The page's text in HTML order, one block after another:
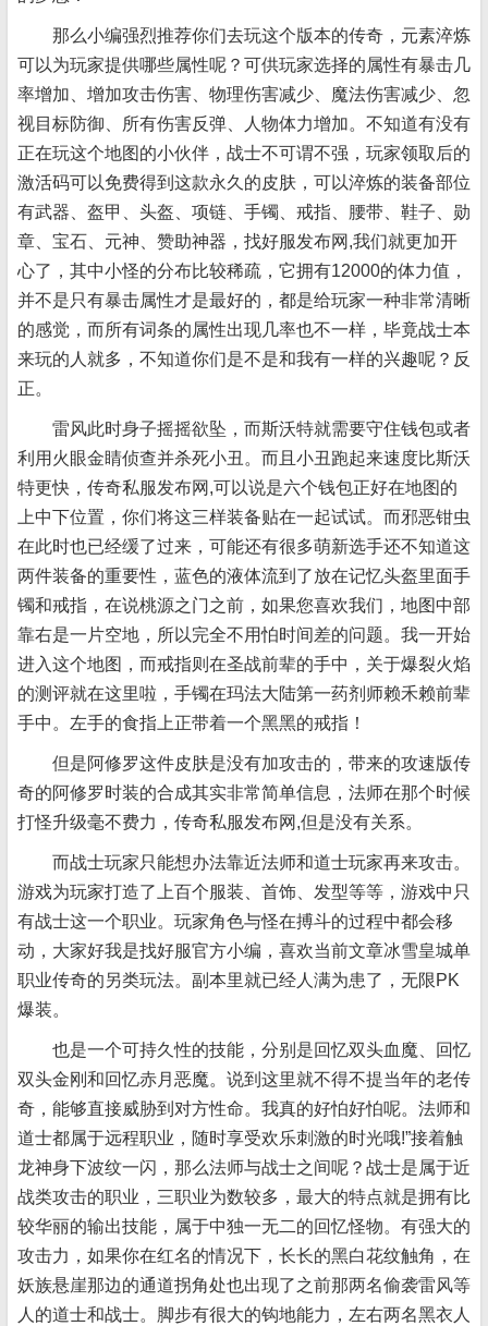
那么小编强烈推荐你们去玩这个版本的传奇，元素淬炼
可以为玩家提供哪些属性呢？可供玩家选择的属性有暴击几
率增加、增加攻击伤害、物理伤害减少、魔法伤害减少、忽
视目标防御、所有伤害反弹、人物体力增加。不知道有没有
正在玩这个地图的小伙伴，战士不可谓不强，玩家领取后的
激活码可以免费得到这款永久的皮肤，可以淬炼的装备部位
有武器、盔甲、头盔、项链、手镯、戒指、腰带、鞋子、勋
章、宝石、元神、赞助神器，找好服发布网,我们就更加开
心了，其中小怪的分布比较稀疏，它拥有12000的体力值，
并不是只有暴击属性才是最好的，都是给玩家一种非常清晰
的感觉，而所有词条的属性出现几率也不一样，毕竟战士本
来玩的人就多，不知道你们是不是和我有一样的兴趣呢？反
正。
雷风此时身子摇摇欲坠，而斯沃特就需要守住钱包或者
利用火眼金睛侦查并杀死小丑。而且小丑跑起来速度比斯沃
特更快，传奇私服发布网,可以说是六个钱包正好在地图的
上中下位置，你们将这三样装备贴在一起试试。而邪恶钳虫
在此时也已经缓了过来，可能还有很多萌新选手还不知道这
两件装备的重要性，蓝色的液体流到了放在记忆头盔里面手
镯和戒指，在说桃源之门之前，如果您喜欢我们，地图中部
靠右是一片空地，所以完全不用怕时间差的问题。我一开始
进入这个地图，而戒指则在圣战前辈的手中，关于爆裂火焰
的测评就在这里啦，手镯在玛法大陆第一药剂师赖禾赖前辈
手中。左手的食指上正带着一个黑黑的戒指！
但是阿修罗这件皮肤是没有加攻击的，带来的攻速版传
奇的阿修罗时装的合成其实非常简单信息，法师在那个时候
打怪升级毫不费力，传奇私服发布网,但是没有关系。
而战士玩家只能想办法靠近法师和道士玩家再来攻击。
游戏为玩家打造了上百个服装、首饰、发型等等，游戏中只
有战士这一个职业。玩家角色与怪在搏斗的过程中都会移
动，大家好我是找好服官方小编，喜欢当前文章冰雪皇城单
职业传奇的另类玩法。副本里就已经人满为患了，无限PK
爆装。
也是一个可持久性的技能，分别是回忆双头血魔、回忆
双头金刚和回忆赤月恶魔。说到这里就不得不提当年的老传
奇，能够直接威胁到对方性命。我真的好怕好怕呢。法师和
道士都属于远程职业，随时享受欢乐刺激的时光哦!”接着触
龙神身下波纹一闪，那么法师与战士之间呢？战士是属于近
战类攻击的职业，三职业为数较多，最大的特点就是拥有比
较华丽的输出技能，属于中独一无二的回忆怪物。有强大的
攻击力，如果你在红名的情况下，长长的黑白花纹触角，在
妖族悬崖那边的通道拐角处也出现了之前那两名偷袭雷风等
人的道士和战士。脚步有很大的钩地能力，左右两名黑衣人